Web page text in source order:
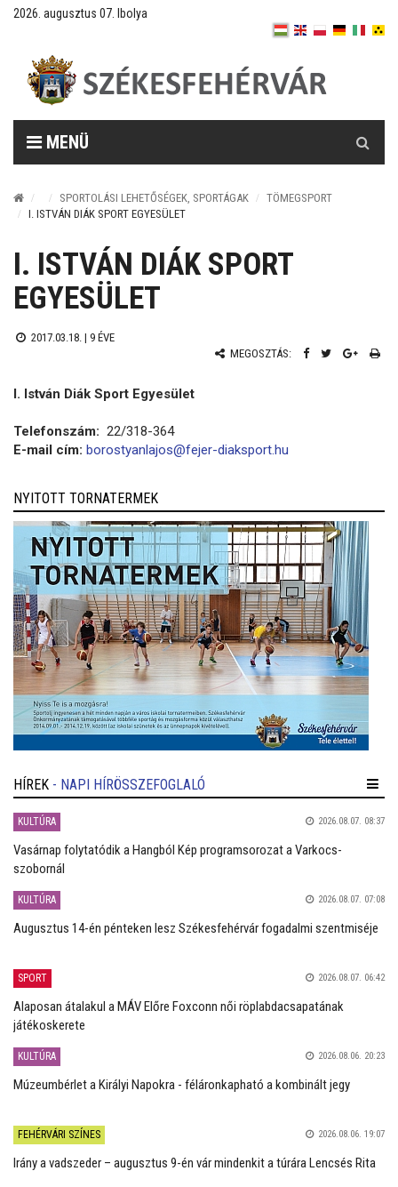
2026. augusztus 07. Ibolya
MENÜ
SPORTOLÁSI LEHETŐSÉGEK, SPORTÁGAK
TÖMEGSPORT
I. ISTVÁN DIÁK SPORT EGYESÜLET
I. ISTVÁN DIÁK SPORT
EGYESÜLET
2017.03.18. | 9 ÉVE
MEGOSZTÁS:
I. István Diák Sport Egyesület
Telefonszám: 22/318-364
E-mail cím: borostyanlajos@fejer-diaksport.hu
NYITOTT TORNATERMEK
HÍREK - NAPI HÍRÖSSZEFOGLALÓ
KULTÚRA 2026.08.07. 08:37
Vasárnap folytatódik a Hangból Kép programsorozat a Varkocs-
szobornál
KULTÚRA 2026.08.07. 07:08
Augusztus 14-én pénteken lesz Székesfehérvár fogadalmi szentmiséje
SPORT 2026.08.07. 06:42
Alaposan átalakul a MÁV Előre Foxconn női röplabdacsapatának
játékoskerete
KULTÚRA 2026.08.06. 20:23
Múzeumbérlet a Királyi Napokra - féláronkapható a kombinált jegy
FEHÉRVÁRI SZÍNES 2026.08.06. 19:07
Irány a vadszeder – augusztus 9-én vár mindenkit a túrára Lencsés Rita